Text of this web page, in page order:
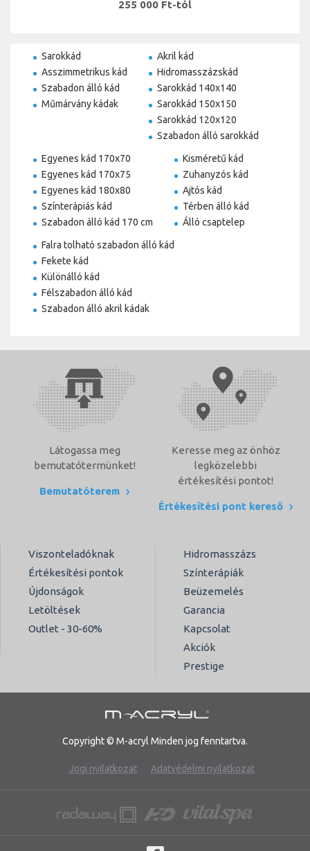
255 000 Ft-tól
Sarokkád
Asszimmetrikus kád
Szabadon álló kád
Műmárvány kádak
Akril kád
Hidromasszázskád
Sarokkád 140x140
Sarokkád 150x150
Sarokkád 120x120
Szabadon álló sarokkád
Egyenes kád 170x70
Egyenes kád 170x75
Egyenes kád 180x80
Színterápiás kád
Szabadon álló kád 170 cm
Kisméretű kád
Zuhanyzós kád
Ajtós kád
Térben álló kád
Álló csaptelep
Falra tolható szabadon álló kád
Fekete kád
Különálló kád
Félszabadon álló kád
Szabadon álló akril kádak
Látogassa meg
bemutatótermünket!
Bemutatóterem
Keresse meg az önhöz
legközelebbi
értékesítési pontot!
Értékesítési pont kereső
Viszonteladóknak
Értékesítési pontok
Újdonságok
Letöltések
Outlet - 30-60%
Hidromasszázs
Színterápiák
Beüzemelés
Garancia
Kapcsolat
Akciók
Prestige
Copyright © M-acryl Minden jog fenntartva.
Jogi nyilatkozat Adatvédelmi nyilatkozat